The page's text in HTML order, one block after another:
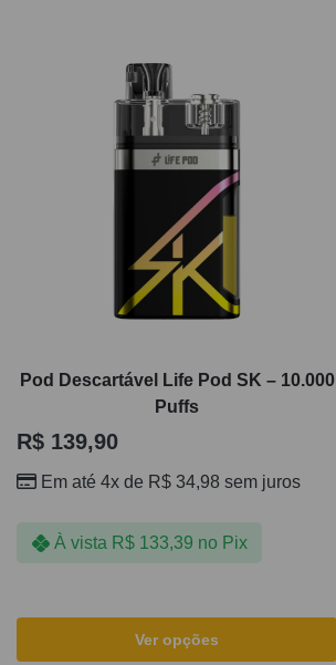
Pod Descartável Life Pod SK – 10.000
Puffs
R$ 139,90
Em até 4x de R$ 34,98 sem juros
À vista R$133,39 no Pix
Ver opções